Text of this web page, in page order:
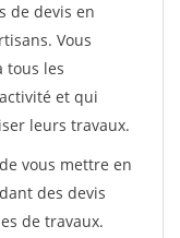
de devis en
Vous
tous les
et qui
leurs travaux.
vous mettre en
des devis
de travaux.